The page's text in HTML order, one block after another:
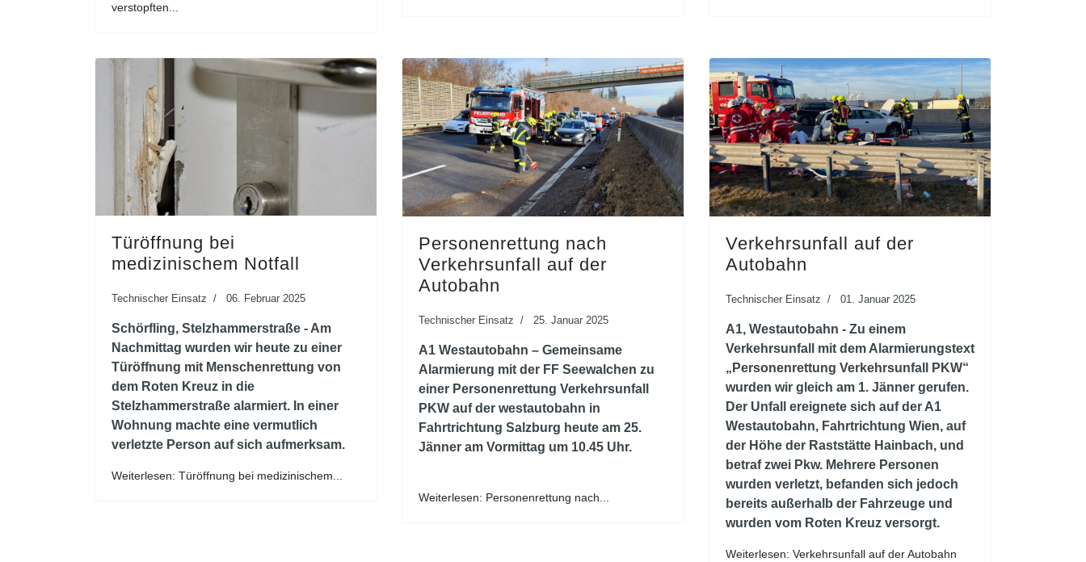
verstopften...
Türöffnung bei
medizinischem Notfall
Technischer Einsatz 06. Februar 2025
Schörfling, Stelzhammerstraße - Am
Nachmittag wurden wir heute zu einer
Türöffnung mit Menschenrettung von
dem Roten Kreuz in die
Stelzhammerstraße alarmiert. In einer
Wohnung machte eine vermutlich
verletzte Person auf sich aufmerksam.
Weiterlesen: Türöffnung bei medizinischem...
Personenrettung nach
Verkehrsunfall auf der
Autobahn
Technischer Einsatz 25. Januar 2025
A1 Westautobahn – Gemeinsame
Alarmierung mit der FF Seewalchen zu
einer Personenrettung Verkehrsunfall
PKW auf der westautobahn in
Fahrtrichtung Salzburg heute am 25.
Jänner am Vormittag um 10.45 Uhr.
Weiterlesen: Personenrettung nach...
Verkehrsunfall auf der
Autobahn
Technischer Einsatz 01. Januar 2025
A1, Westautobahn - Zu einem
Verkehrsunfall mit dem Alarmierungstext
„Personenrettung Verkehrsunfall PKW“
wurden wir gleich am 1. Jänner gerufen.
Der Unfall ereignete sich auf der A1
Westautobahn, Fahrtrichtung Wien, auf
der Höhe der Raststätte Hainbach, und
betraf zwei Pkw. Mehrere Personen
wurden verletzt, befanden sich jedoch
bereits außerhalb der Fahrzeuge und
wurden vom Roten Kreuz versorgt.
Weiterlesen: Verkehrsunfall auf der Autobahn